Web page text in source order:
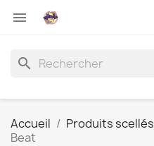

search
Accueil Produits scellés
Beat